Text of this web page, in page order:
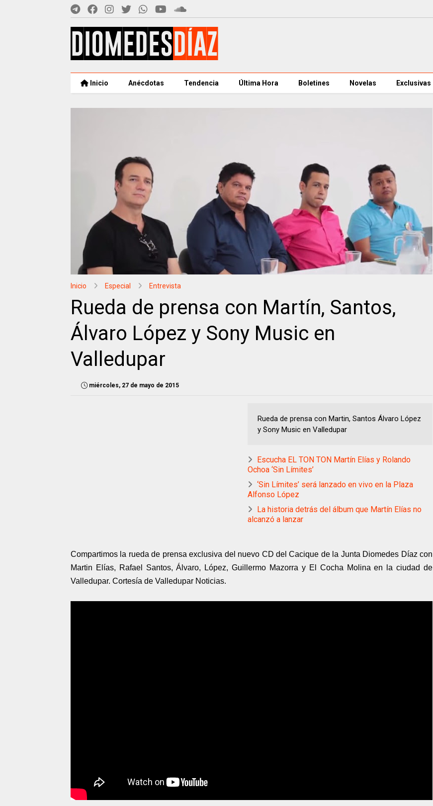
Inicio Anécdotas Tendencia Última Hora Boletines Novelas Exclusivas
Inicio Especial Entrevista
Rueda de prensa con Martín, Santos,
Álvaro López y Sony Music en
Valledupar
miércoles, 27 de mayo de 2015
Rueda de prensa con Martin, Santos Álvaro López
y Sony Music en Valledupar
Escucha EL TON TON Martín Elías y Rolando
Ochoa ‘Sin Límites’
‘Sin Límites’ será lanzado en vivo en la Plaza
Alfonso López
La historia detrás del álbum que Martín Elías no
alcanzó a lanzar
Compartimos la rueda de prensa exclusiva del nuevo CD del Cacique de la Junta Diomedes Díaz con
Martin Elías, Rafael Santos, Álvaro, López, Guillermo Mazorra y El Cocha Molina en la ciudad de
Valledupar. Cortesía de Valledupar Noticias.